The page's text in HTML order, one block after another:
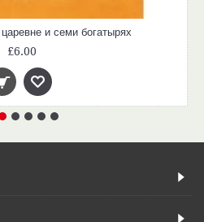
и семи богатырях
£6.00